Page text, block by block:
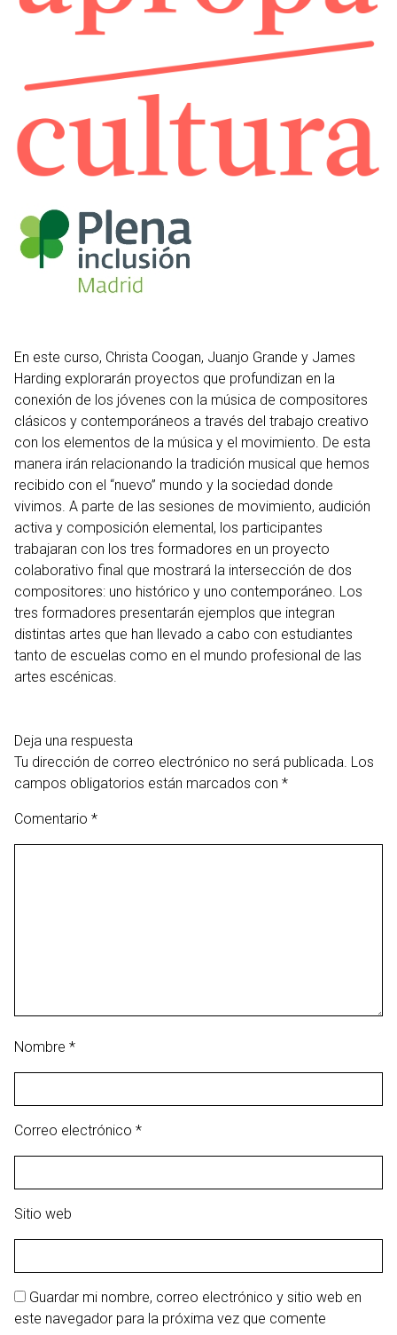
En este curso, Christa Coogan, Juanjo Grande y James
Harding explorarán proyectos que profundizan en la
conexión de los jóvenes con la música de compositores
clásicos y contemporáneos a través del trabajo creativo
con los elementos de la música y el movimiento. De esta
manera irán relacionando la tradición musical que hemos
recibido con el “nuevo” mundo y la sociedad donde
vivimos. A parte de las sesiones de movimiento, audición
activa y composición elemental, los participantes
trabajaran con los tres formadores en un proyecto
colaborativo final que mostrará la intersección de dos
compositores: uno histórico y uno contemporáneo. Los
tres formadores presentarán ejemplos que integran
distintas artes que han llevado a cabo con estudiantes
tanto de escuelas como en el mundo profesional de las
artes escénicas.
Deja una respuesta
Tu dirección de correo electrónico no será publicada. Los
campos obligatorios están marcados con *
Comentario *
Nombre *
Correo electrónico *
Sitio web
Guardar mi nombre, correo electrónico y sitio web en
este navegador para la próxima vez que comente